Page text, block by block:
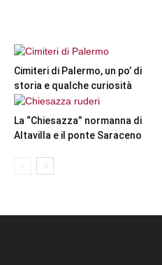
Cimiteri di Palermo, un po’ di
storia e qualche curiosità
La “Chiesazza” normanna di
Altavilla e il ponte Saraceno